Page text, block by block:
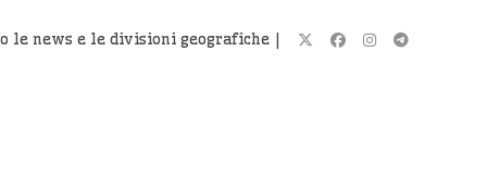
le news e le divisioni geografiche |